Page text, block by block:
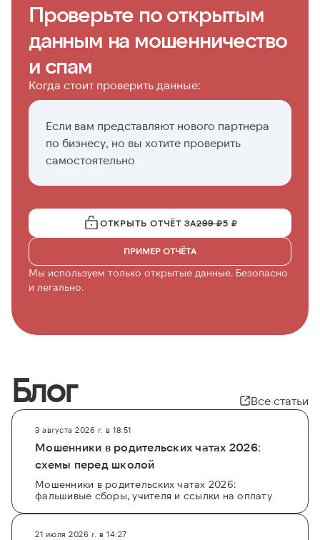
Проверьте по открытым
данным на мошенничество
и спам
Когда стоит проверить данные:
Если вам представляют нового партнера
по бизнесу, но вы хотите проверить
самостоятельно
ОТКРЫТЬ ОТЧЁТ ЗА299 ₽5 ₽
ПРИМЕР ОТЧЁТА
Мы используем только открытые данные. Безопасно
и легально.
Блог Все статьи
3 августа 2026 г. в 18:51
Мошенники в родительских чатах 2026:
схемы перед школой
Мошенники в родительских чатах 2026:
фальшивые сборы, учителя и ссылки на оплату
21 июля 2026 г. в 14:27